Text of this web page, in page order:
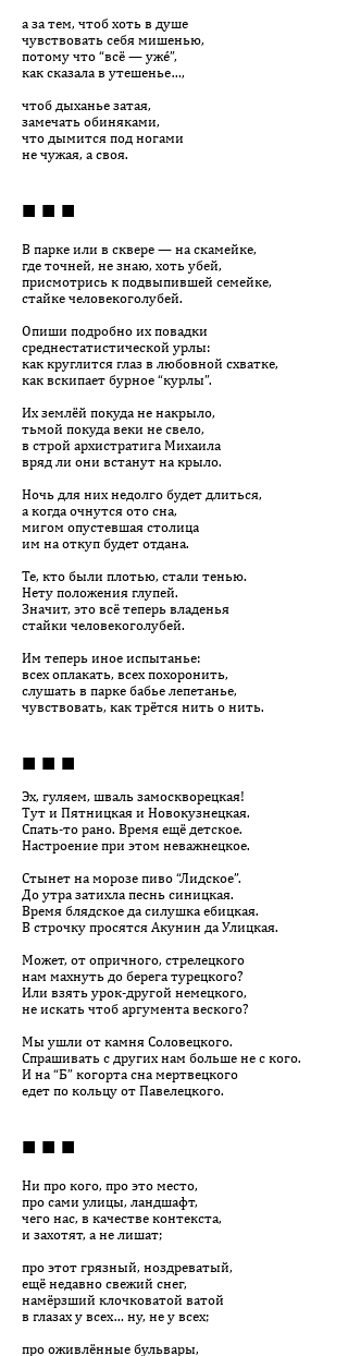
а за тем, чтоб хоть в душе
чувствовать себя мишенью,
потому что “всё — ужé”,
как сказала в утешенье…,
чтоб дыханье затая,
замечать обиняками,
что дымится под ногами
не чужая, а своя.
■ ■ ■
В парке или в сквере — на скамейке,
где точней, не знаю, хоть убей,
присмотрись к подвыпившей семейке,
стайке человекоголубей.
Опиши подробно их повадки
среднестатистической урлы:
как круглится глаз в любовной схватке,
как вскипает бурное “курлы”.
Их землёй покуда не накрыло,
тьмой покуда веки не свело,
в строй архистратига Михаила
вряд ли они встанут на крыло.
Ночь для них недолго будет длиться,
а когда очнутся ото сна,
мигом опустевшая столица
им на откуп будет отдана.
Те, кто были плотью, стали тенью.
Нету положения глупей.
Значит, это всё теперь владенья
стайки человекоголубей.
Им теперь иное испытанье:
всех оплакать, всех похоронить,
слушать в парке бабье лепетанье,
чувствовать, как трётся нить о нить.
■ ■ ■
Эх, гуляем, шваль замоскворецкая!
Тут и Пятницкая и Новокузнецкая.
Спать-то рано. Время ещё детское.
Настроение при этом неважнецкое.
Стынет на морозе пиво “Лидское”.
До утра затихла песнь синицкая.
Время блядское да силушка ебицкая.
В строчку просятся Акунин да Улицкая.
Может, от опричного, стрелецкого
нам махнуть до берега турецкого?
Или взять урок-другой немецкого,
не искать чтоб аргумента веского?
Мы ушли от камня Соловецкого.
Спрашивать с других нам больше не с кого.
И на “Б” когорта сна мертвецкого
едет по кольцу от Павелецкого.
■ ■ ■
Ни про кого, про это место,
про сами улицы, ландшафт,
чего нас, в качестве контекста,
и захотят, а не лишат;
про этот грязный, ноздреватый,
ещё недавно свежий снег,
намёрзший клочковатой ватой
в глазах у всех… ну, не у всех;
про оживлённые бульвары,